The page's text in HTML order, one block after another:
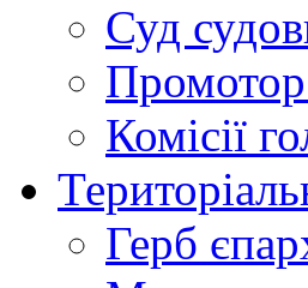
Суд
Промотор
Комісії
Герб